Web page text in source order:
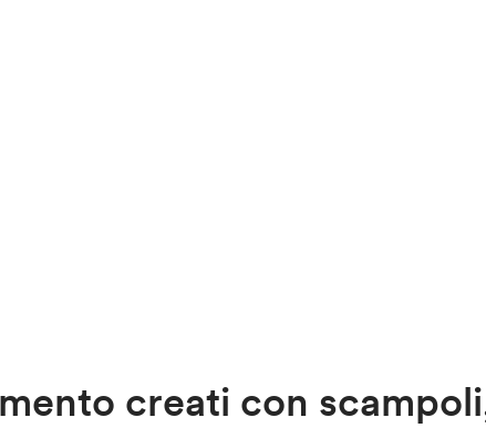
creati con